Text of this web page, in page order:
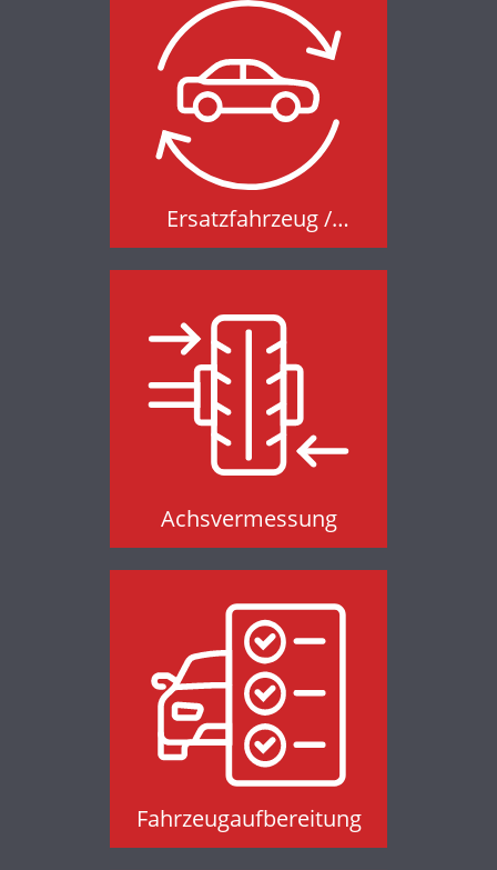
Ersatzfahrzeug /
Mobilitätsservice
Ersatzfahrzeug /
Mobilitätsservice
Achsvermessung
Achsvermessung
Fahrzeugaufbereitung
Fahrzeugaufbereitung